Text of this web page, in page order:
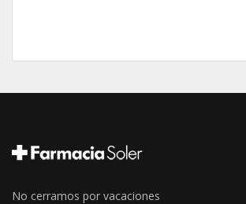
No cerramos por vacaciones